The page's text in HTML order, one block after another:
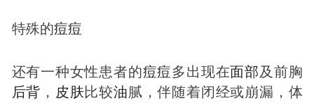
特殊的痘痘
还有一种女性患者的痘痘多出现在面部及前胸
后背 ， 皮肤比较油腻，伴随着闭经或崩漏，体